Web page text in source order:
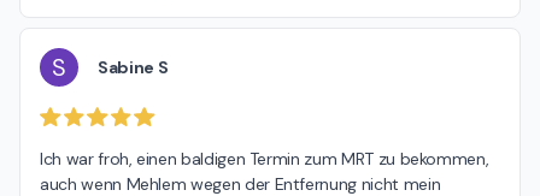
Umgang. Dass dieser in Ihrem Fall offensichtlich nicht
stattgefunden hat, tut uns leid. Wir werden Ihre
Bewertung zum Anlass nehmen verstärkt hieran zu
S Sabine S
Ich war froh, einen baldigen Termin zum MRT zu bekommen,
auch wenn Mehlem wegen der Entfernung nicht mein